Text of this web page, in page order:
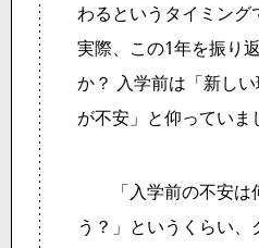
わるというタイミング
実際、この1年を振り
か？ 入学前は「新し
が不安」と仰っていま
「入学前の不安は
う？」というくらい